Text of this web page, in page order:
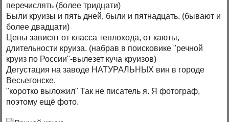
перечислять (более тридцати)
Были круизы и пять дней, были и пятнадцать. (бывают и
более двадцати)
Цены зависят от класса теплохода, от каюты,
длительности круиза. (набрав в поисковике "речной
круиз по России"-вылезет куча круизов)
Дегустация на заводе НАТУРАЛЬНЫХ вин в городе
Весьегонске.
"коротко выложил" Так не писатель я. Я фотограф,
поэтому ещё фото.